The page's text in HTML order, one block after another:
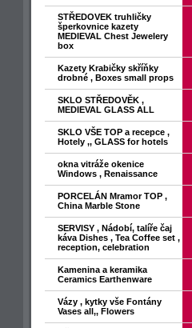
STŘEDOVEK truhličky
šperkovnice kazety
MEDIEVAL Chest Jewelery
box
Kazety Krabičky skříňky
drobné , Boxes small props
SKLO STŘEDOVĚK ,
MEDIEVAL GLASS ALL
SKLO VŠE TOP a recepce ,
Hotely ,, GLASS for hotels
okna vitráže okenice
Windows , Renaissance
PORCELÁN Mramor TOP ,
China Marble Stone
SERVISY , Nádobí, talíře čaj
káva Dishes , Tea Coffee set ,
reception, celebration
Kamenina a keramika
Ceramics Earthenware
Vázy , kytky vše Fontány
Vases all,, Flowers